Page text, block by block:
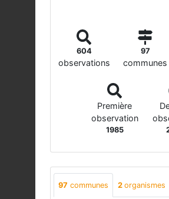
604
observations
97
communes
Première
observation
1985
97 communes 2 organismes